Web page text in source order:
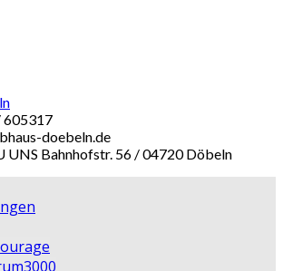
605317
doebeln.de
UNS Bahnhofstr. 56 / 04720 Döbeln